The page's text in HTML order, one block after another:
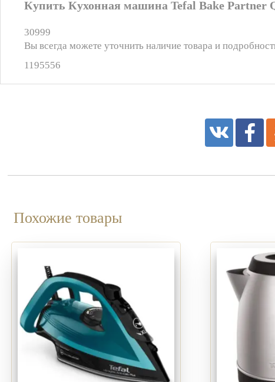
Купить Кухонная машина Tefal Bake Partner
30999
Вы всегда можете уточнить наличие товара и
1195556
Похожие товары